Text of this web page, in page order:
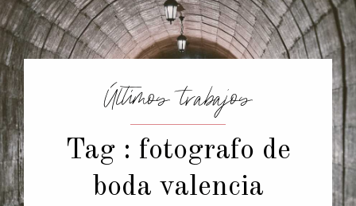
Últimos trabajos
Tag : fotografo de
boda valencia